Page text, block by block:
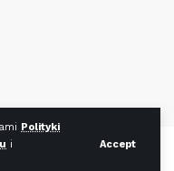
Polityki
i
Accept
Wykonanie strony